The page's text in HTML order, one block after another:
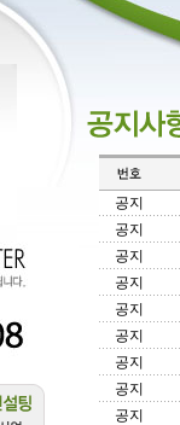
공지
공지
공지
공지
공지
공지
공지
공지
공지